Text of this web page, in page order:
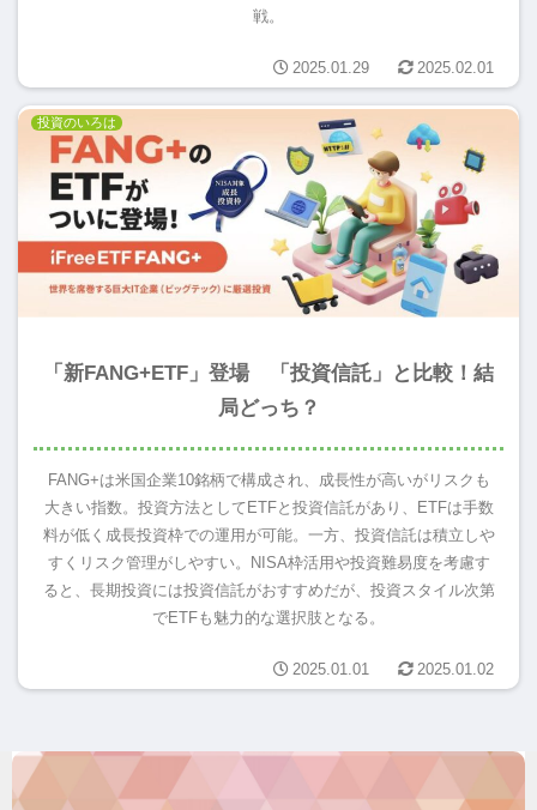
戦。
2025.01.29 2025.02.01
投資のいろは
「新FANG+ETF」登場 「投資信託」と比較！結
局どっち？
FANG+は米国企業10銘柄で構成され、成長性が高いがリスクも
大きい指数。投資方法としてETFと投資信託があり、ETFは手数
料が低く成長投資枠での運用が可能。一方、投資信託は積立しや
すくリスク管理がしやすい。NISA枠活用や投資難易度を考慮す
ると、長期投資には投資信託がおすすめだが、投資スタイル次第
でETFも魅力的な選択肢となる。
2025.01.01 2025.01.02